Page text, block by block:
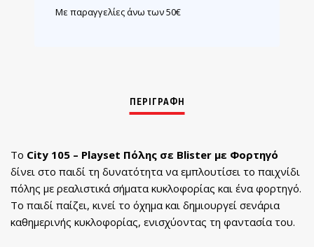
Με παραγγελίες άνω των 50€
Το City 105 – Playset Πόλης σε Blister με Φορτηγό
δίνει στο παιδί τη δυνατότητα να εμπλουτίσει το παιχνίδι
πόλης με ρεαλιστικά σήματα κυκλοφορίας και ένα φορτηγό.
Το παιδί παίζει, κινεί το όχημα και δημιουργεί σενάρια
καθημερινής κυκλοφορίας, ενισχύοντας τη φαντασία του.